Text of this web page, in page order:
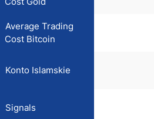
Average Trading
Cost Bitcoin
Konto Islamskie
Signals